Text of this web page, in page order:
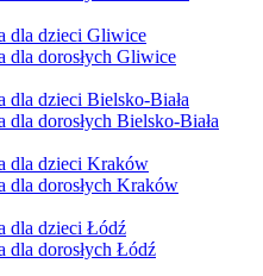
dla dzieci Gliwice
dla dorosłych Gliwice
dla dzieci Bielsko-Biała
dla dorosłych Bielsko-Biała
dla dzieci Kraków
dla dorosłych Kraków
dla dzieci Łódź
dla dorosłych Łódź